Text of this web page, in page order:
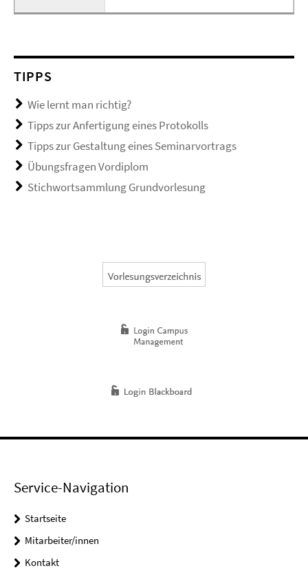
TIPPS
Wie lernt man richtig?
Tipps zur Anfertigung eines Protokolls
Tipps zur Gestaltung eines Seminarvortrags
Übungsfragen Vordiplom
Stichwortsammlung Grundvorlesung
Service-Navigation
Startseite
Mitarbeiter/innen
Kontakt